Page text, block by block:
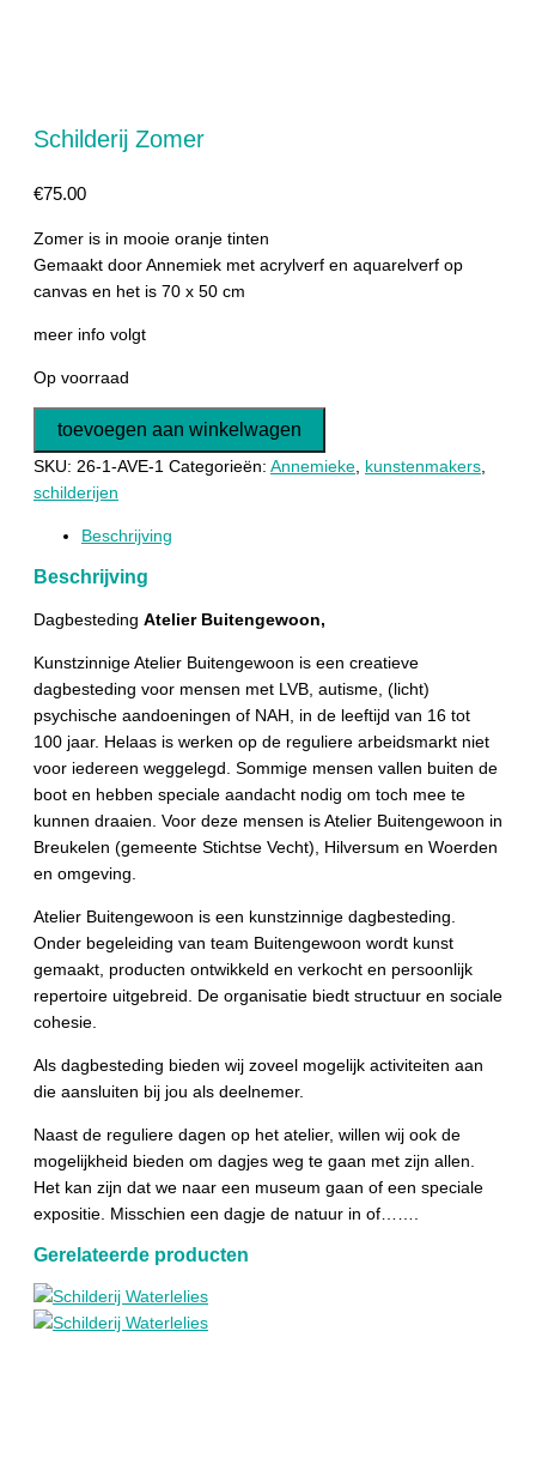
Schilderij Zomer
€75.00
Zomer is in mooie oranje tinten
Gemaakt door Annemiek met acrylverf en aquarelverf op
canvas en het is 70 x 50 cm
meer info volgt
Op voorraad
Schilderij
Zomer
aantal
toevoegen aan winkelwagen
SKU: 26-1-AVE-1 Categorieën: Annemieke, kunstenmakers,
schilderijen
Beschrijving
Beschrijving
Dagbesteding Atelier Buitengewoon,
Kunstzinnige Atelier Buitengewoon is een creatieve
dagbesteding voor mensen met LVB, autisme, (licht)
psychische aandoeningen of NAH, in de leeftijd van 16 tot
100 jaar. Helaas is werken op de reguliere arbeidsmarkt niet
voor iedereen weggelegd. Sommige mensen vallen buiten de
boot en hebben speciale aandacht nodig om toch mee te
kunnen draaien. Voor deze mensen is Atelier Buitengewoon in
Breukelen (gemeente Stichtse Vecht), Hilversum en Woerden
en omgeving.
Atelier Buitengewoon is een kunstzinnige dagbesteding.
Onder begeleiding van team Buitengewoon wordt kunst
gemaakt, producten ontwikkeld en verkocht en persoonlijk
repertoire uitgebreid. De organisatie biedt structuur en sociale
cohesie.
Als dagbesteding bieden wij zoveel mogelijk activiteiten aan
die aansluiten bij jou als deelnemer.
Naast de reguliere dagen op het atelier, willen wij ook de
mogelijkheid bieden om dagjes weg te gaan met zijn allen.
Het kan zijn dat we naar een museum gaan of een speciale
expositie. Misschien een dagje de natuur in of…….
Gerelateerde producten